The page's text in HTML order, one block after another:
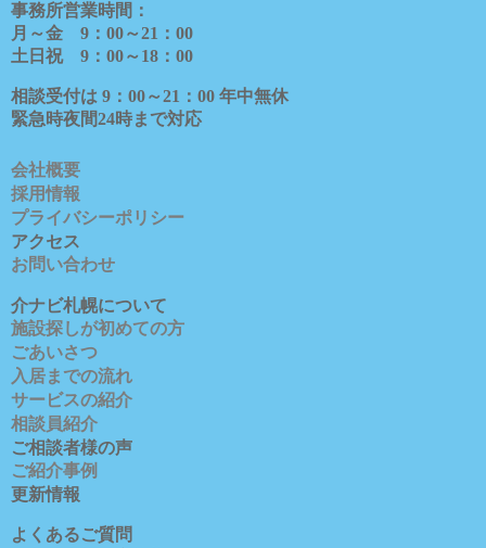
事務所営業時間：
月～金 9 ： 00～21 ： 00
土日祝 9 ： 00～18 ： 00
相談受付は 9 ： 00～21 ： 00 年中無休
緊急時夜間24時まで対応
会社概要
採用情報
プライバシーポリシー
アクセス
お問い合わせ
介ナビ札幌について
施設探しが初めての方
ごあいさつ
入居までの流れ
サービスの紹介
相談員紹介
ご相談者様の声
ご紹介事例
更新情報
よくあるご質問